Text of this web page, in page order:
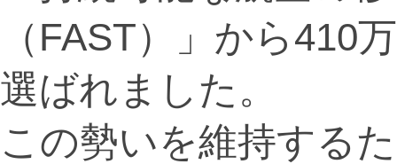
（FAST）」から410
選ばれました。
この勢いを維持する